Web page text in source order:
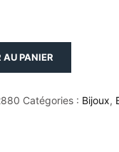
AU PANIER
Catégories : Bijoux,